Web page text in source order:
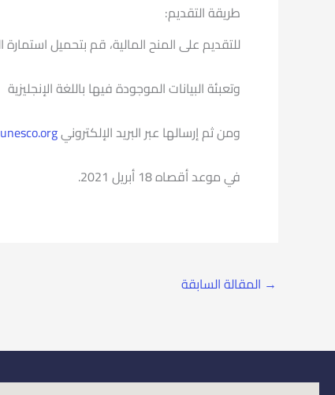
طريقة التقديم:
للتقديم على المنح المالية، قم بتحميل استمارة
وتعبئة البيانات الموجودة فيها باللغة الإنجليزية
ومن ثم إرسالها عبر البريد الإلكتروني
في موعد أقصاه 18 أبريل 2021.
→ المقالة السابقة